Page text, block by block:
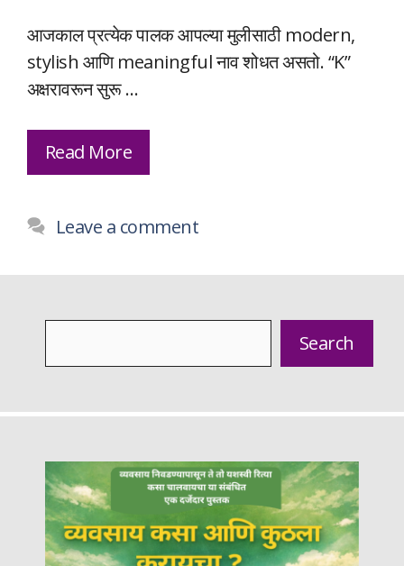
आजकाल प्रत्येक पालक आपल्या मुलीसाठी modern,
stylish आणि meaningful नाव शोधत असतो. “K”
अक्षरावरून सुरू …
Read More
Leave a comment
Search